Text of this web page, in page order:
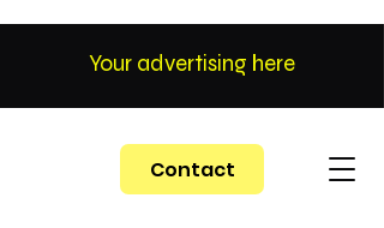
Contact
Your advertising here